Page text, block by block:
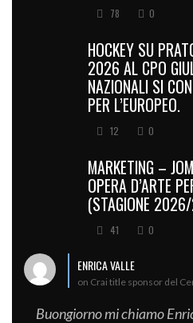
78 0
HOCKEY SU
2026 AL CPO
NAZIONALI SI
PER L’EUROPEO.
12 0
MARKETING –
OPERA D’ARTE
(STAGIONE
41 0
ENRICA VALLE
on Crai title sponsor del
Buongiorno mi chiamo